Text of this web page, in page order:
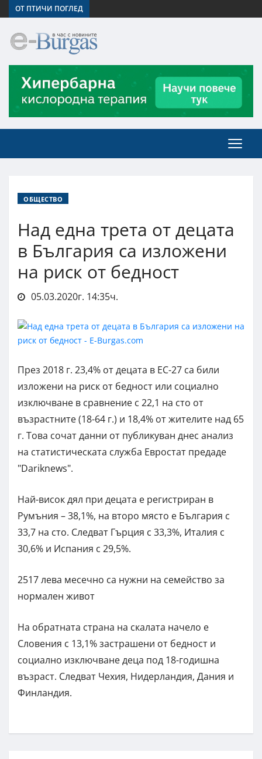
ОТ ПТИЧИ ПОГЛЕД
ОБЩЕСТВО
Над една трета от децата
в България са изложени
на риск от бедност
05.03.2020г. 14:35ч.
През 2018 г. 23,4% от децата в ЕС-27 са били
изложени на риск от бедност или социално
изключване в сравнение с 22,1 на сто от
възрастните (18-64 г.) и 18,4% от жителите над 65
г. Това сочат данни от публикуван днес анализ
на статистическата служба Евростат предаде
"Dariknews".
Най-висок дял при децата е регистриран в
Румъния – 38,1%, на второ място е България с
33,7 на сто. Следват Гърция с 33,3%, Италия с
30,6% и Испания с 29,5%.
2517 лева месечно са нужни на семейство за
нормален живот
На обратната страна на скалата начело е
Словения с 13,1% застрашени от бедност и
социално изключване деца под 18-годишна
възраст. Следват Чехия, Нидерландия, Дания и
Финландия.